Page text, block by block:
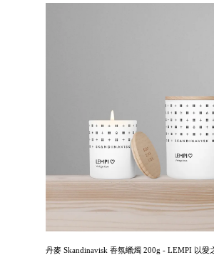
丹麥 Skandinavisk 香氛蠟燭 200g - LEMPI 以愛